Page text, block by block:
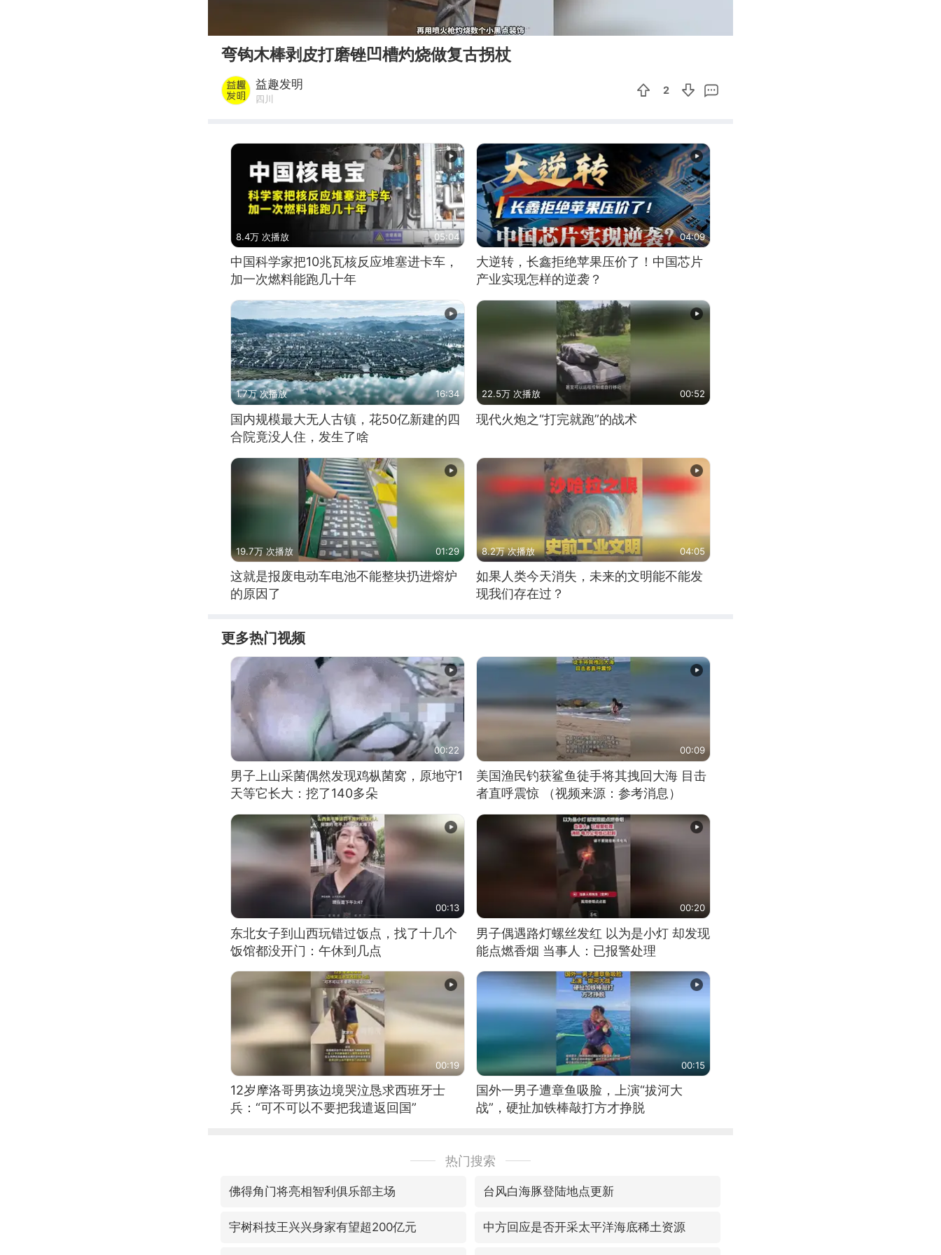
弯钩木棒剥皮打磨锉凹槽灼烧做复古拐杖
益趣发明
四川
2
8.4万 次播放 05:04
中国科学家把10兆瓦核反应堆塞进卡车，
加一次燃料能跑几十年
04:09
大逆转，长鑫拒绝苹果压价了！中国芯片
产业实现怎样的逆袭？
1.7万 次播放 16:34
国内规模最大无人古镇，花50亿新建的四
合院竟没人住，发生了啥
22.5万 次播放 00:52
现代火炮之“打完就跑”的战术
19.7万 次播放 01:29
这就是报废电动车电池不能整块扔进熔炉
的原因了
8.2万 次播放 04:05
如果人类今天消失，未来的文明能不能发
现我们存在过？
更多热门视频
00:22
男子上山采菌偶然发现鸡枞菌窝，原地守1
天等它长大：挖了140多朵
00:09
美国渔民钓获鲨鱼徒手将其拽回大海 目击
者直呼震惊 （视频来源：参考消息）
00:13
东北女子到山西玩错过饭点，找了十几个
饭馆都没开门：午休到几点
00:20
男子偶遇路灯螺丝发红 以为是小灯 却发现
能点燃香烟 当事人：已报警处理
00:19
12岁摩洛哥男孩边境哭泣恳求西班牙士
兵：“可不可以不要把我遣返回国”
00:15
国外一男子遭章鱼吸脸，上演“拔河大
战”，硬扯加铁棒敲打方才挣脱
热门搜索
佛得角门将亮相智利俱乐部主场 台风白海豚登陆地点更新
宇树科技王兴兴身家有望超200亿元 中方回应是否开采太平洋海底稀土资源